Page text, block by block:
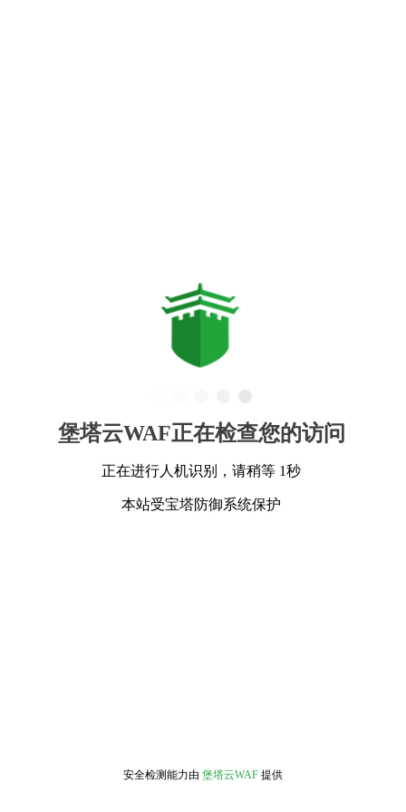
堡塔云WAF正在检查您的访问
正在进行人机识别，请稍等 1秒
本站受宝塔防御系统保护
安全检测能力由 堡塔云WAF 提供